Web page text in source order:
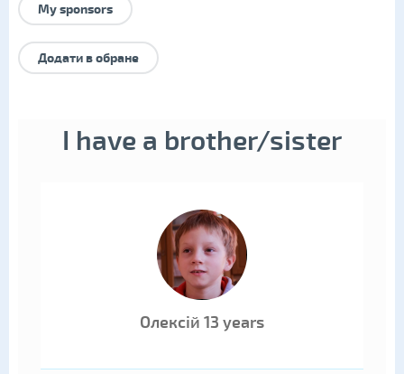
My sponsors
Додати в обране
I have a brother/sister
Олексій 13 years